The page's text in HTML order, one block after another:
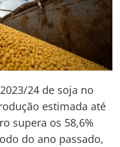
24 de soja no
estimada até
supera os 58,6%
do ano passado,